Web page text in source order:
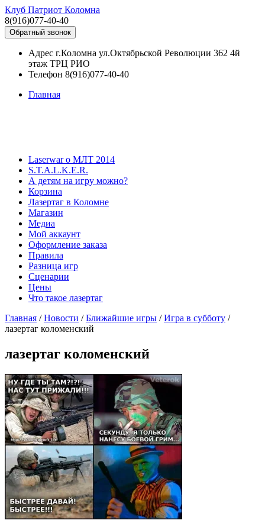
Клуб Патриот Коломна
8(916)077-40-40
Обратный звонок
Адрес г.Коломна ул.Октябрьской Революции 362 4й
этаж ТРЦ РИО
Телефон 8(916)077-40-40
Главная
Laserwar о МЛТ 2014
S.T.A.L.K.E.R.
А детям на игру можно?
Корзина
Лазертаг в Коломне
Магазин
Медиа
Мой аккаунт
Оформление заказа
Правила
Разница игр
Сценарии
Цены
Что такое лазертаг
Главная /Новости /Ближайшие игры /Игра в субботу /
лазертаг коломенский
лазертаг коломенский